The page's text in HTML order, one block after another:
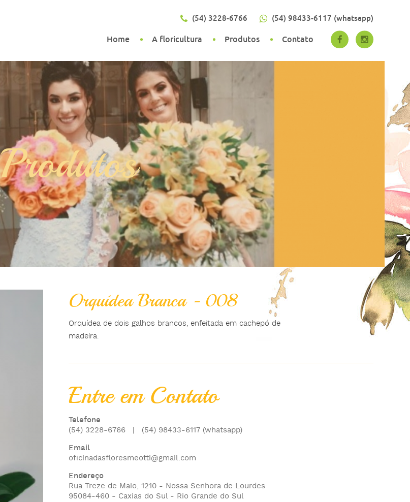
(54) 3228-6766 (54) 98433-6117 (whatsapp)
Home A floricultura Produtos Contato
Produtos
Orquídea Branca - 008
Orquídea de dois galhos brancos, enfeitada em cachepó de
madeira.
Entre em Contato
Telefone
(54) 3228-6766
(54) 98433-6117 (whatsapp)
Email
oficinadasfloresmeotti@gmail.com
Endereço
Rua Treze de Maio, 1210 - Nossa Senhora de Lourdes
95084-460 - Caxias do Sul - Rio Grande do Sul